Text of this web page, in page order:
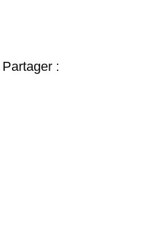
Partager :